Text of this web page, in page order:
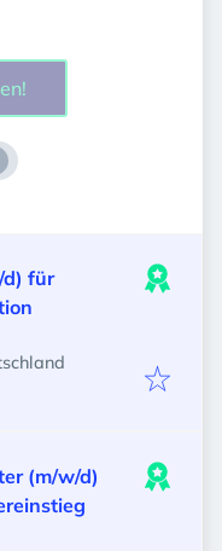
d) für
(m/w/d)